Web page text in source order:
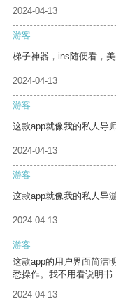
2024-04-13
游客
梯子神器，ins随便看，美
2024-04-13
游客
这款app就像我的私人导
2024-04-13
游客
这款app就像我的私人导
2024-04-13
游客
这款app的用户界面简洁
悉操作。我不用看说明书
2024-04-13